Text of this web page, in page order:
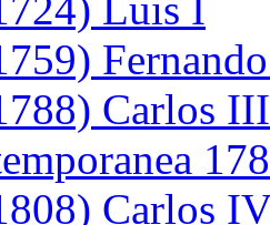
Carlos III
Carlos